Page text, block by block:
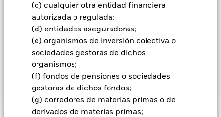
(c) cualquier otra entidad financiera
autorizada o regulada;
(d) entidades aseguradoras;
(e) organismos de inversión colectiva o
sociedades gestoras de dichos
organismos;
(f) fondos de pensiones o sociedades
gestoras de dichos fondos;
(g) corredores de materias primas o de
derivados de materias primas;
la inclusión en el índice de referencia, los valores tendrán,
como mínimo, una calificación crediticia otorgada por parte
de una agencia de calificación reconocida
forma mensual. Hay más detalles disponibles en relación con
el índice de referencia (incluidos sus elementos
constituyentes) en el sitio web del proveedor del índice en
http://index.barcap.com/ index.dxml?pageId=4377.